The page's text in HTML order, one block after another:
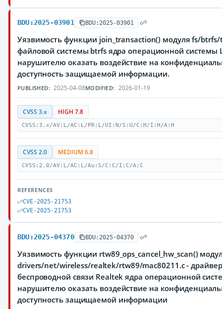
BDU:2025-03901 BDU:2025-03901
Уязвимость функции join_transaction() модуля fs/
файловой системы btrfs ядра операционной
нарушителю оказать воздействие на
доступность защищаемой информации.
PUBLISHED: 2025-04-08MODIFIED: 2026-01-19
CVSS 3.x HIGH 7.8
CVSS:3.x/AV:L/AC:L/PR:L/UI:N/S:U/C:H/I:H/A:H
CVSS 2.0 MEDIUM 6.8
CVSS:2.0/AV:L/AC:L/Au:S/C:C/I:C/A:C
REFERENCES
CVE-2025-21753
CVE-2025-21753
BDU:2025-04370 BDU:2025-04370
Уязвимость функции rtw89_ops_cancel_hw_scan()
drivers/net/wireless/realtek/rtw89/mac80211.c -
беспроводной связи Realtek ядра операционной
нарушителю оказать воздействие на
доступность защищаемой информации